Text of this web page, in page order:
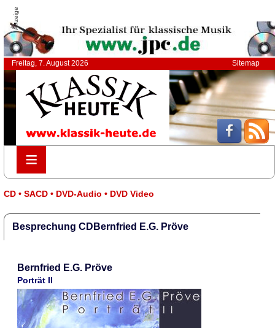
Anzeige
Freitag, 7. August 2026 Sitemap
≡
≡
CD • SACD • DVD-Audio • DVD Video
Besprechung CDBernfried E.G. Pröve
Bernfried E.G. Pröve
Porträt II